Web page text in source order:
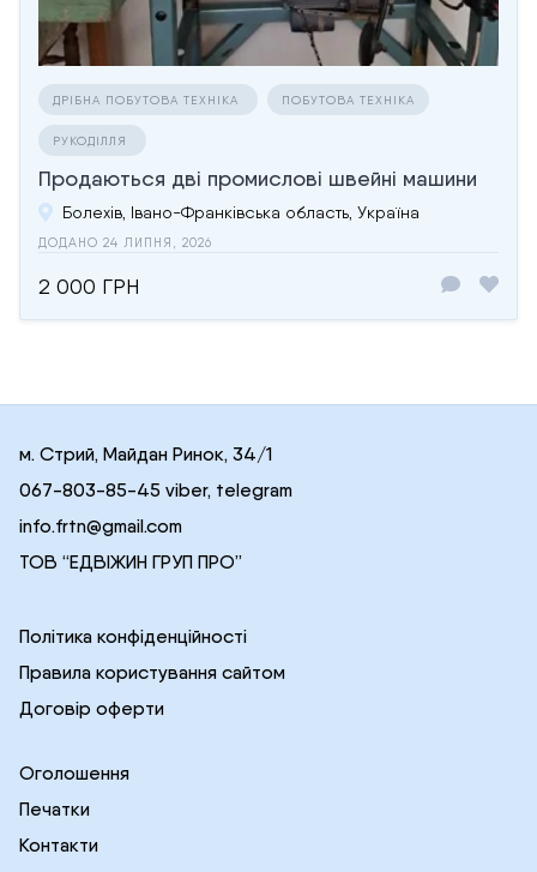
ДРІБНА ПОБУТОВА ТЕХНІКА ПОБУТОВА ТЕХНІКА
РУКОДІЛЛЯ
Продаються дві промислові швейні машини
Болехів, Івано-Франківська область, Україна
ДОДАНО 24 ЛИПНЯ, 2026
2 000 ГРН
м. Стрий, Майдан Ринок, 34/1
067-803-85-45 viber, telegram
info.frtn@gmail.com
ТОВ “ЕДВІЖИН ГРУП ПРО”
Політика конфіденційності
Правила користування сайтом
Договір оферти
Оголошення
Печатки
Контакти